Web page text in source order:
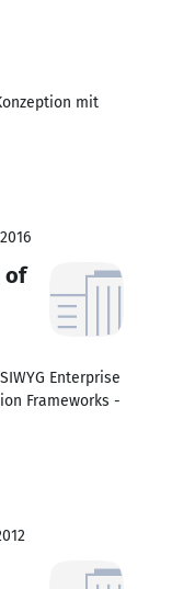
mit
of
Enterprise
Frameworks -